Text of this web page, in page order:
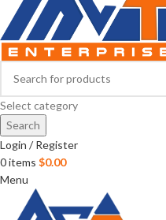
Select category
Search
Login / Register
0items $0.00
Menu